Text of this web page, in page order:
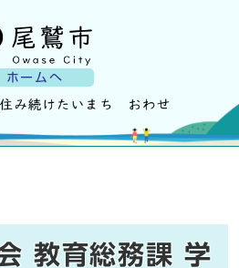
ホームへ
教育総務課 学